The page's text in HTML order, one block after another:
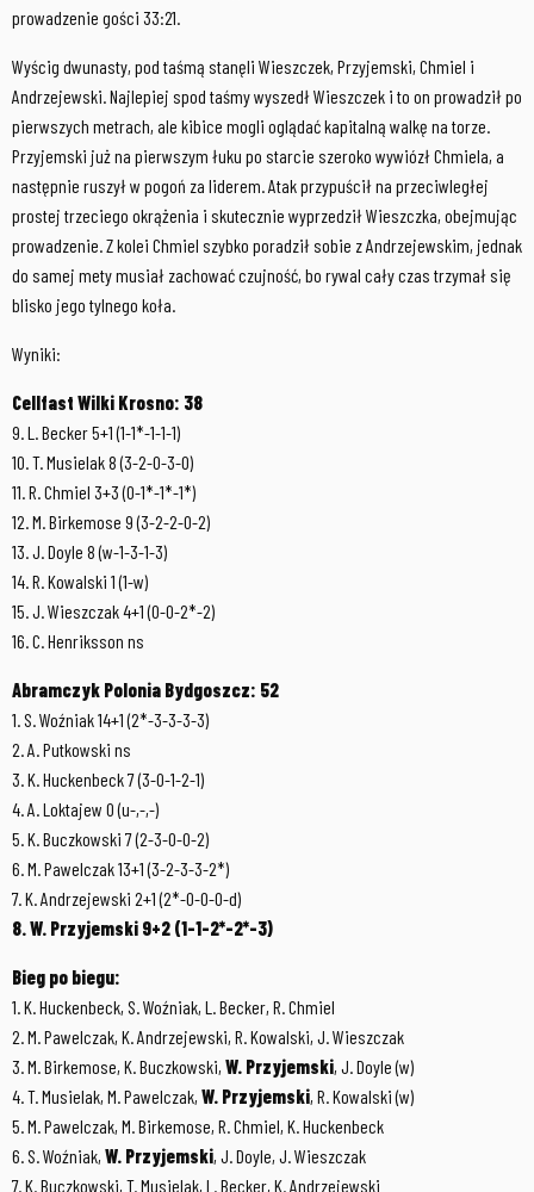
prowadzenie gości 33:21.
Wyścig dwunasty, pod taśmą stanęli Wieszczek, Przyjemski, Chmiel i
Andrzejewski. Najlepiej spod taśmy wyszedł Wieszczek i to on prowadził po
pierwszych metrach, ale kibice mogli oglądać kapitalną walkę na torze.
Przyjemski już na pierwszym łuku po starcie szeroko wywiózł Chmiela, a
następnie ruszył w pogoń za liderem. Atak przypuścił na przeciwległej
prostej trzeciego okrążenia i skutecznie wyprzedził Wieszczka, obejmując
prowadzenie. Z kolei Chmiel szybko poradził sobie z Andrzejewskim, jednak
do samej mety musiał zachować czujność, bo rywal cały czas trzymał się
blisko jego tylnego koła.
Wyniki:
Cellfast Wilki Krosno: 38
9. L. Becker 5+1 (1-1*-1-1-1)
10. T. Musielak 8 (3-2-0-3-0)
11. R. Chmiel 3+3 (0-1*-1*-1*)
12. M. Birkemose 9 (3-2-2-0-2)
13. J. Doyle 8 (w-1-3-1-3)
14. R. Kowalski 1 (1-w)
15. J. Wieszczak 4+1 (0-0-2*-2)
16. C. Henriksson ns
Abramczyk Polonia Bydgoszcz: 52
1. S. Woźniak 14+1 (2*-3-3-3-3)
2. A. Putkowski ns
3. K. Huckenbeck 7 (3-0-1-2-1)
4. A. Loktajew 0 (u-,-,-)
5. K. Buczkowski 7 (2-3-0-0-2)
6. M. Pawelczak 13+1 (3-2-3-3-2*)
7. K. Andrzejewski 2+1 (2*-0-0-0-d)
8. W. Przyjemski 9+2 (1-1-2*-2*-3)
Bieg po biegu:
1. K. Huckenbeck, S. Woźniak, L. Becker, R. Chmiel
2. M. Pawelczak, K. Andrzejewski, R. Kowalski, J. Wieszczak
3. M. Birkemose, K. Buczkowski, W. Przyjemski, J. Doyle (w)
4. T. Musielak, M. Pawelczak, W. Przyjemski, R. Kowalski (w)
5. M. Pawelczak, M. Birkemose, R. Chmiel, K. Huckenbeck
6. S. Woźniak, W. Przyjemski, J. Doyle, J. Wieszczak
7. K. Buczkowski, T. Musielak, L. Becker, K. Andrzejewski